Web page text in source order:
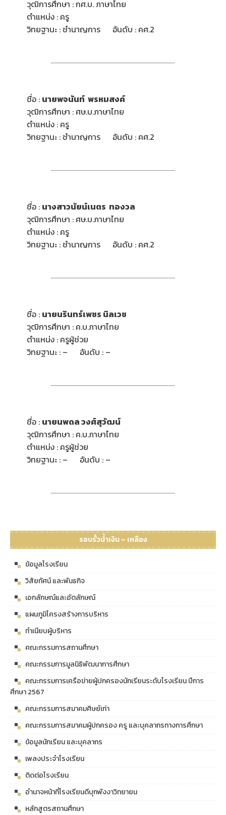
วุฒิการศึกษา : กศ.บ. ภาษาไทย
ตำแหน่ง : ครู
วิทยฐานะ : ชำนาญการ อันดับ : คศ.2
ชื่อ : นายพจนันท์ พรหมสงค์
วุฒิการศึกษา : ศษ.บ.ภาษาไทย
ตำแหน่ง : ครู
วิทยฐานะ : ชำนาญการ อันดับ : คศ.2
ชื่อ : นางสาวนัยน์เนตร ทองวล
วุฒิการศึกษา : ศษ.บ.ภาษาไทย
ตำแหน่ง : ครู
วิทยฐานะ : ชำนาญการ อันดับ : คศ.2
ชื่อ : นายนรินทร์เพชร นิลเวช
วุฒิการศึกษา : ค.บ.ภาษาไทย
ตำแหน่ง : ครูผู้ช่วย
วิทยฐานะ : – อันดับ : –
ชื่อ : นายนพดล วงศ์สุวัฒน์
วุฒิการศึกษา : ค.บ.ภาษาไทย
ตำแหน่ง : ครูผู้ช่วย
วิทยฐานะ : – อันดับ : –
รอบรั้วน้ำเงิน – เหลือง
ข้อมูลโรงเรียน
วิสัยทัศน์ และพันธกิจ
เอกลักษณ์และอัตลักษณ์
แผนภูมิโครงสร้างการบริหาร
ทำเนียบผู้บริหาร
คณะกรรมการสถานศึกษา
คณะกรรมการมูลนิธิพัฒนาการศึกษา
คณะกรรมการเครือข่ายผู้ปกครองนักเรียนระดับโรงเรียน ปีการ
ศึกษา 2567
คณะกรรมการสมาคมศิษย์เก่า
คณะกรรมการสมาคมผู้ปกครอง ครู และบุคลากรทางการศึกษา
ข้อมูลนักเรียน และบุคลากร
เพลงประจำโรงเรียน
ติดต่อโรงเรียน
อำนาจหน้าที่โรงเรียนดีบุกพังงาวิทยายน
หลักสูตรสถานศึกษา